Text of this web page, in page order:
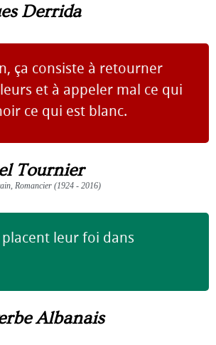
Derrida
ça consiste à retourner
et à appeler mal ce qui
ce qui est blanc.
Tournier
Romancier (1924 - 2016)
placent leur foi dans
Albanais